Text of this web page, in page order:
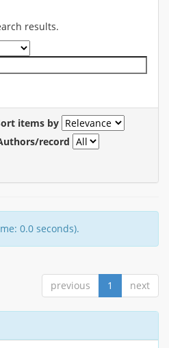
results.
items by
record
0.0 seconds).
previous 1 next